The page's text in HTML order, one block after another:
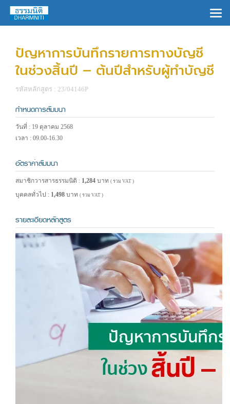
ปัญหาการบันทึกรายการทางบัญชี
ในช่วงสิ้นปี – ต้นปีสำหรับผู้ทำบัญชี
รหัสหลักสูตร : 23/04146P
กำหนดการสัมมนา
วันที่ : 19 ตุลาคม 2568
เวลา : 09.00-16.30
อัตราค่าสัมมนา
สมาชิกวารสารธรรมนิติ : 1,284 บาท ( รวม VAT )
บุคคลทั่วไป : 1,498 บาท ( รวม VAT )
รายละเอียดหลักสูตร
×